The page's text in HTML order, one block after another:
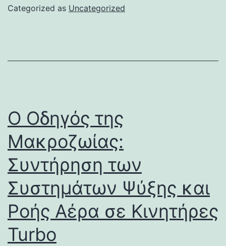
Categorized as Uncategorized
Ο Οδηγός της
Μακροζωίας:
Συντήρηση των
Συστημάτων Ψύξης και
Ροής Αέρα σε Κινητήρες
Turbo